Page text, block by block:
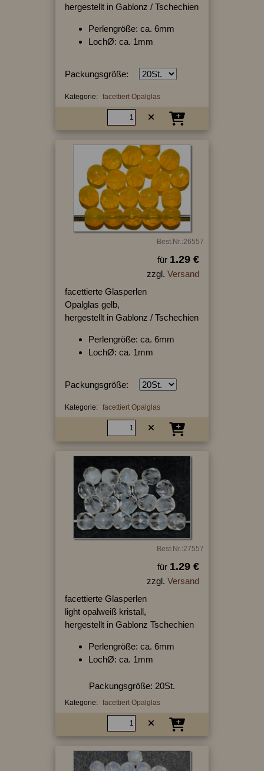
hergestellt in Gablonz / Tschechien
Perlengröße: ca. 6mm
LochØ: ca. 1mm
Packungsgröße:
Kategorie: facettiert Opalglas
Best.Nr.:26557
für 1.29 €
zzgl. Versand
facettierte Glasperlen
Opalglas gelb,
hergestellt in Gablonz / Tschechien
Perlengröße: ca. 6mm
LochØ: ca. 1mm
Packungsgröße:
Kategorie: facettiert Opalglas
Best.Nr.:27557
für 1.29 €
zzgl. Versand
facettierte Glasperlen
light opalweiß kristall,
hergestellt in Gablonz Tschechien
Perlengröße: ca. 6mm
LochØ: ca. 1mm
Packungsgröße: 20St.
Kategorie: facettiert Opalglas